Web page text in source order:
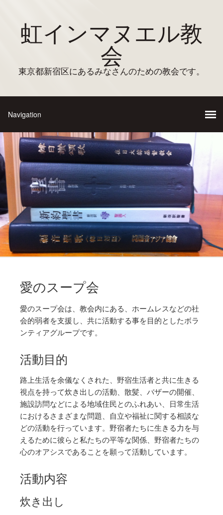
虹インマヌエル教
会
東京都新宿区にあるみなさんのための教会です。
愛のスープ会
愛のスープ会は、教会内にある、ホームレスなどの社
会的弱者を支援し、共に活動する事を目的としたボラ
ンティアグループです。
活動目的
路上生活を余儀なくされた、野宿生活者と共に生きる
視点を持って炊き出しの活動、散髪、バザーの開催、
施設訪問などによる地域住民とのふれあい、日常生活
におけるさまざまな問題、自立や福祉に関する相談な
どの活動を行っています。野宿者たちに生きる力を与
えるために彼らと私たちの平等な関係、野宿者たちの
心のオアシスであることを願って活動しています。
活動内容
炊き出し